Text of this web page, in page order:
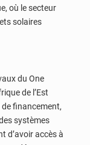
où le secteur
solaires
du One
de l’Est
financement,
systèmes
d’avoir accès à